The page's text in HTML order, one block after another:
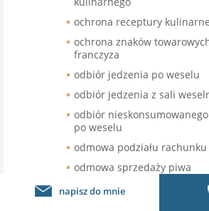
ochrona receptury
ochrona znaków
franczyza
odbiór jedzenia po weselu
odbiór jedzenia z sali
odbiór
po weselu
odmowa podziału rachunku
odmowa sprzedaży piwa
odroczenie terminu
napisz do mnie